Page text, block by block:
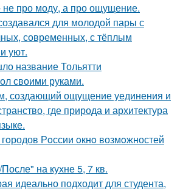
не про моду, а про ощущение.
для молодой пары с
современных, с тёплым
уют.
название Тольятти
своими руками.
создающий ощущение уединения и
где природа и архитектура
Рoссии oкнo возмoжностей
на кухне 5, 7 кв.
идеально подходит для студента,